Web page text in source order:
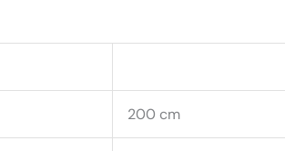
garantie de qualité et de service !
200 cm